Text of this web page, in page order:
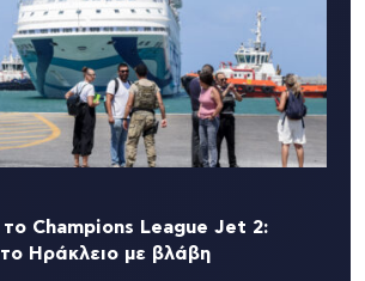
Champions League Jet 2:
Ηράκλειο με βλάβη